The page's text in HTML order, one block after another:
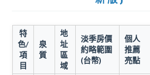
特
色/
項
目
泉
質
地
址
區
域
淡季房價
約略範圍
(台幣)
個人
推薦
亮點